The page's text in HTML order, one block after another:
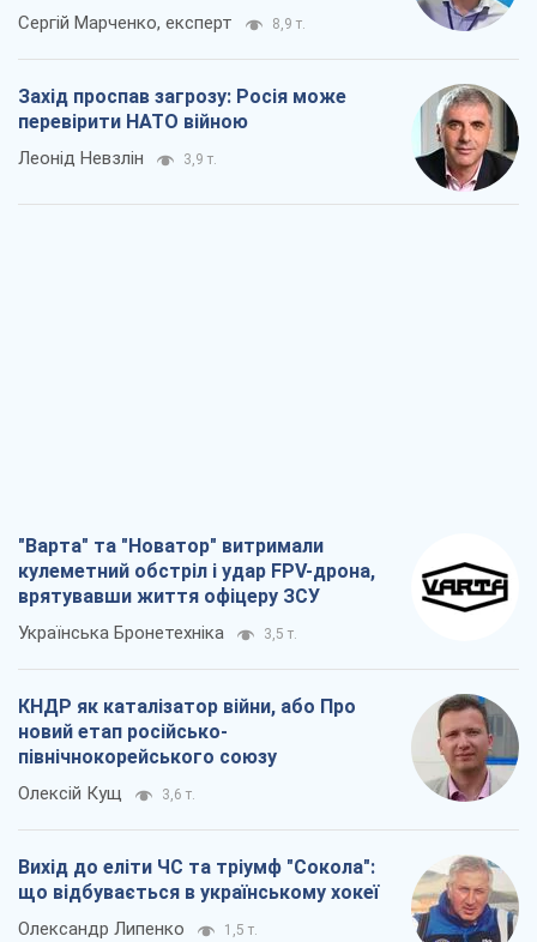
Сергій Марченко, експерт 8,9 т.
Захід проспав загрозу: Росія може
перевірити НАТО війною
Леонід Невзлін 3,9 т.
"Варта" та "Новатор" витримали
кулеметний обстріл і удар FPV-дрона,
врятувавши життя офіцеру ЗСУ
Українська Бронетехніка 3,5 т.
КНДР як каталізатор війни, або Про
новий етап російсько-
північнокорейського союзу
Олексій Кущ 3,6 т.
Вихід до еліти ЧС та тріумф "Сокола":
що відбувається в українському хокеї
Олександр Липенко 1,5 т.